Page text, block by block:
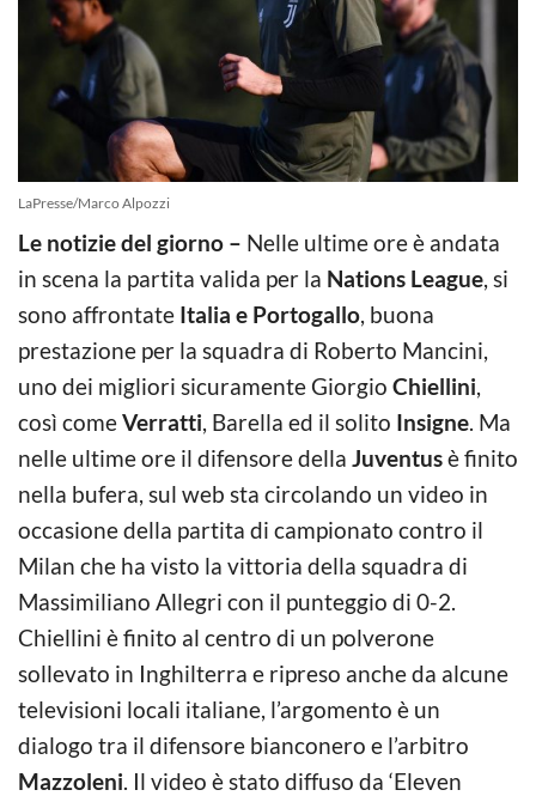
LaPresse/Marco Alpozzi
Le notizie del giorno – Nelle ultime ore è andata
in scena la partita valida per la Nations League, si
sono affrontate Italia e Portogallo, buona
prestazione per la squadra di Roberto Mancini,
uno dei migliori sicuramente Giorgio Chiellini,
così comeVerratti, Barella ed il solito Insigne. Ma
nelle ultime ore il difensore della Juventusè finito
nella bufera, sul web sta circolando un video in
occasione della partita di campionato contro il
Milan che ha visto la vittoria della squadra di
Massimiliano Allegri con il punteggio di 0-2.
Chiellini è finito al centro di un polverone
sollevato in Inghilterra e ripreso anche da alcune
televisioni locali italiane, l’argomento è un
dialogo tra il difensore bianconero e l’arbitro
Mazzoleni. Il video è stato diffuso da ‘Eleven